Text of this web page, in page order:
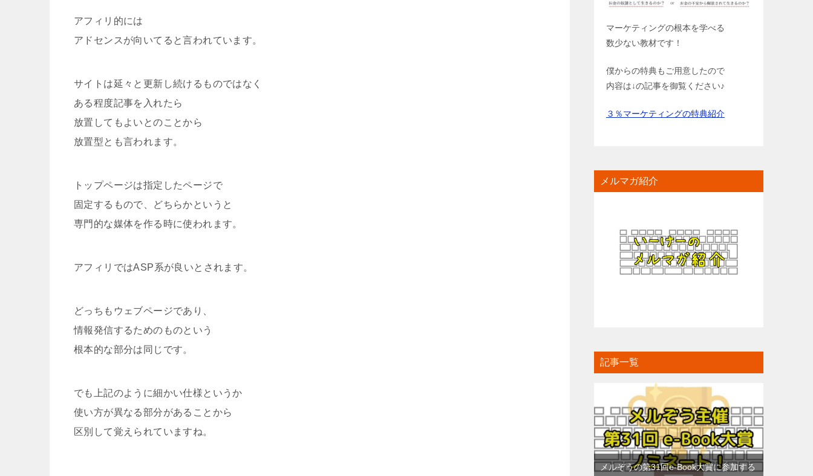
アフィリ的には
アドセンスが向いてると言われています。
サイトは延々と更新し続けるものではなく
ある程度記事を入れたら
放置してもよいとのことから
放置型とも言われます。
トップページは指定したページで
固定するもので、どちらかというと
専門的な媒体を作る時に使われます。
アフィリではASP系が良いとされます。
どっちもウェブページであり、
情報発信するためのものという
根本的な部分は同じです。
でも上記のように細かい仕様というか
使い方が異なる部分があることから
区別して覚えられていますね。
マーケティングの根本を学べる
数少ない教材です！
僕からの特典もご用意したので
内容は↓の記事を御覧ください♪
３％マーケティングの特典紹介
メルマガ紹介
記事一覧
メルぞうの第31回e-Book大賞に参加する